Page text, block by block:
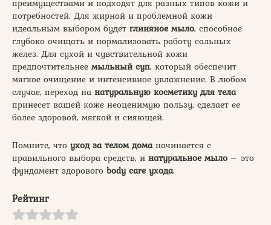
преимуществами и подходят для разных типов кожи и
потребностей. Для жирной и проблемной кожи
идеальным выбором будет глиняное мыло, способное
глубоко очищать и нормализовать работу сальных
желез. Для сухой и чувствительной кожи
предпочтительнее мыльный суп, который обеспечит
мягкое очищение и интенсивное увлажнение. В любом
случае, переход на натуральную косметику для тела
принесет вашей коже неоценимую пользу, сделает ее
более здоровой, мягкой и сияющей.
Помните, что уход за телом доманачинается с
правильного выбора средств, и натуральное мыло – это
фундамент здорового body care ухода.
Рейтинг